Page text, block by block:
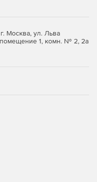
инструментов
и троянов.
Москва, ул. Льва
помещение 1, комн. № 2, 2а